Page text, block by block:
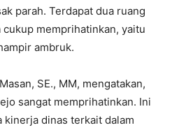
parah. Terdapat dua ruang
cukup memprihatinkan, yaitu
ambruk.
SE., MM, mengatakan,
sangat memprihatinkan. Ini
kinerja dinas terkait dalam